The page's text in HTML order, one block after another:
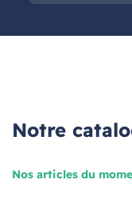
Notre
Nos articles du